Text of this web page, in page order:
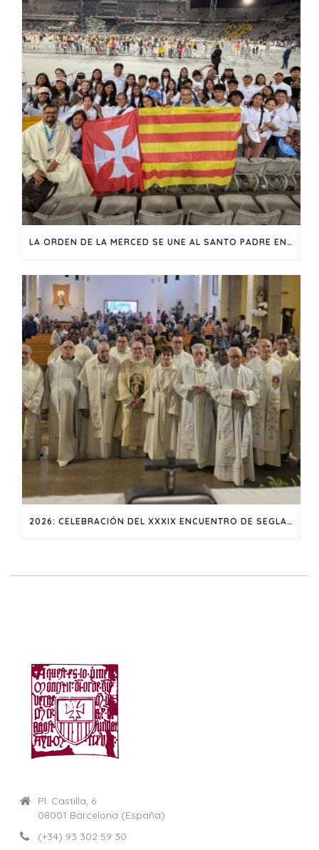
LA ORDEN DE LA MERCED SE UNE AL SANTO PADRE EN UNA VIGILIA DE FE Y ESPERANZA EN BARCELONA
2026: CELEBRACIÓN DEL XXXIX ENCUENTRO DE SEGLARES MERCEDARIOS EN CASTELLÓN
Pl. Castilla, 6
08001 Barcelona (España)
(+34) 93 302 59 30